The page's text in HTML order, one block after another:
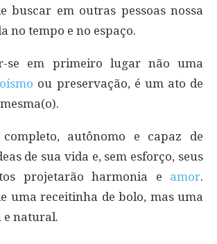
buscar em outras pessoas nossa
no tempo e no espaço.
se em primeiro lugar não uma
ou preservação, é um ato de
autônomo e capaz de
de sua vida e, sem esforço, seus
projetarão harmonia e amor.
uma receitinha de bolo, mas uma
e natural.